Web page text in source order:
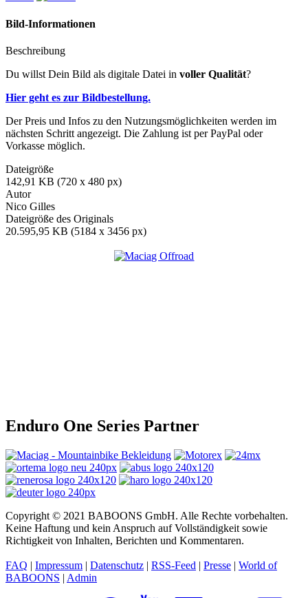
Bild-Informationen
Beschreibung
Du willst Dein Bild als digitale Datei in voller Qualität?
Hier geht es zur Bildbestellung.
Der Preis und Infos zu den Nutzungsmöglichkeiten werden im
nächsten Schritt angezeigt. Die Zahlung ist per PayPal oder
Vorkasse möglich.
Dateigröße
142,91 KB (720 x 480 px)
Autor
Nico Gilles
Dateigröße des Originals
20.595,95 KB (5184 x 3456 px)
Enduro One Series Partner
Copyright © 2021 BABOONS GmbH. Alle Rechte vorbehalten.
Keine Haftung und kein Anspruch auf Vollständigkeit sowie
Richtigkeit von Inhalten, Berichten und Kommentaren.
FAQ | Impressum | Datenschutz | RSS-Feed | Presse | World of
BABOONS | Admin